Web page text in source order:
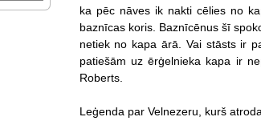
ka pēc nāves ik nakti cēlies no
baznīcas koris. Baznīcēnus šī
netiek no kapa ārā. Vai stāsts ir
patiešām uz ērģelnieka kapa ir
Roberts.
Leģenda par Velnezeru, kurš